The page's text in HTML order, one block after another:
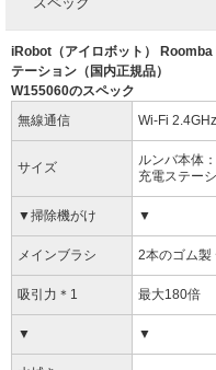
iRobot（アイロボット）
テーション（国内正規品）
W155060のスペック
無線通信
Wi-Fi
サイズ
ルンバ本体
充電ステー
▼掃除機がけ ▼
メインブラシ 2本のゴム製
吸引力＊1 最大180倍
▼ ▼